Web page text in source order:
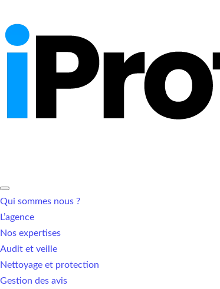
Qui sommes nous ?
L’agence
Nos expertises
Audit et veille
Nettoyage et protection
Gestion des avis